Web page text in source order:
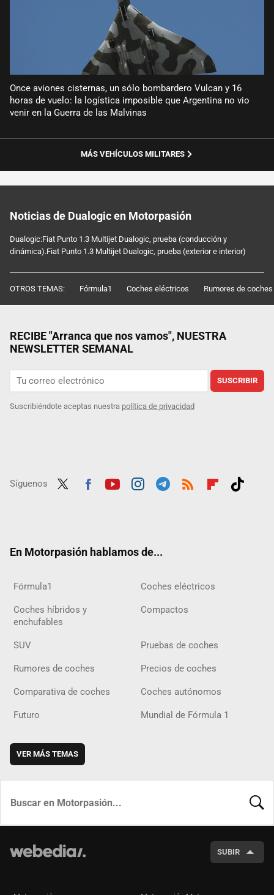
Once aviones cisternas, un sólo bombardero Vulcan y 16
horas de vuelo: la logística imposible que Argentina no vio
venir en la Guerra de las Malvinas
MÁS VEHÍCULOS MILITARES
Noticias de Dualogic en Motorpasión
Dualogic:Fiat Punto 1.3 Multijet Dualogic, prueba (conducción y
dinámica).Fiat Punto 1.3 Multijet Dualogic, prueba (exterior e interior)
OTROS TEMAS: Fórmula1 Coches eléctricos Rumores de coches
RECIBE "Arranca que nos vamos", NUESTRA
NEWSLETTER SEMANAL
SUSCRIBIR
Suscribiéndote aceptas nuestra política de privacidad
Síguenos
En Motorpasión hablamos de...
Fórmula1 Coches eléctricos
Coches híbridos y
enchufables
Compactos
SUV Pruebas de coches
Rumores de coches Precios de coches
Comparativa de coches Coches autónomos
Futuro Mundial de Fórmula 1
VER MÁS TEMAS
SUBIR